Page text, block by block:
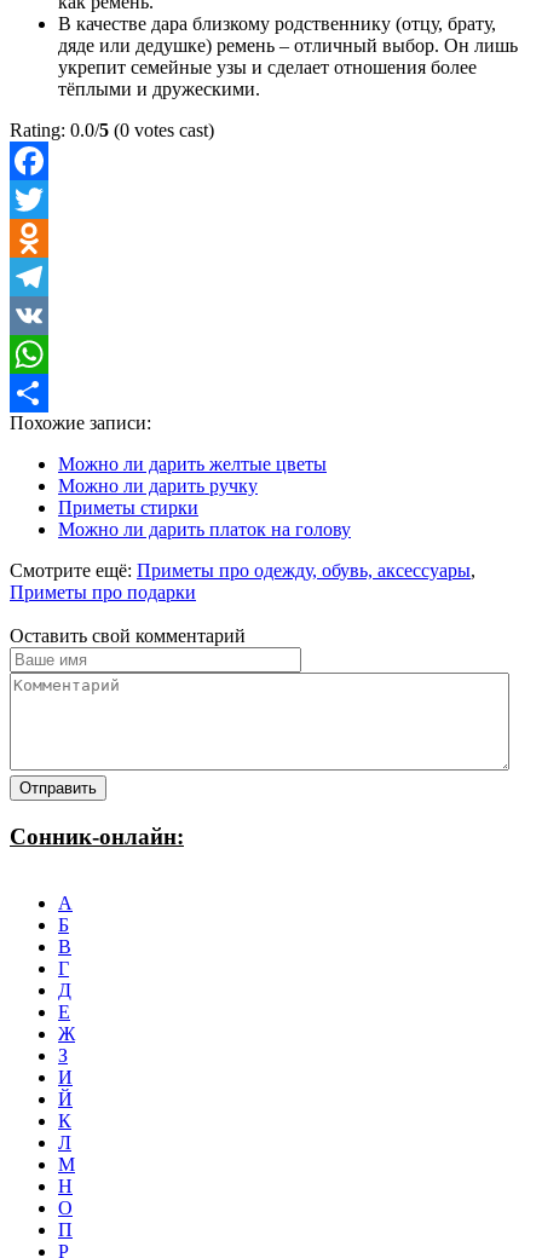
В качестве дара близкому родственнику (отцу, брату,
дяде или дедушке) ремень – отличный выбор. Он лишь
укрепит семейные узы и сделает отношения более
тёплыми и дружескими.
Rating: 0.0/5 (0 votes cast)
Facebook
Twitter
Odnoklassniki
Telegram
VK
WhatsApp
Отправить
Похожие записи:
Можно ли дарить желтые цветы
Можно ли дарить ручку
Приметы стирки
Можно ли дарить платок на голову
Смотрите ещё: Приметы про одежду, обувь, аксессуары,
Приметы про подарки
Оставить свой комментарий
Сонник-онлайн:
А
Б
В
Г
Д
Е
Ж
З
И
Й
К
Л
М
Н
О
П
Р